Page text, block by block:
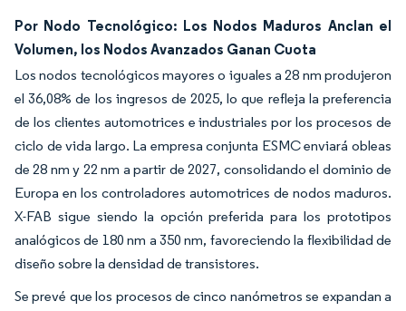
Por Nodo Tecnológico: Los Nodos Maduros Anclan el
Volumen, los Nodos Avanzados Ganan Cuota
Los nodos tecnológicos mayores o iguales a 28 nm produjeron
el 36,08% de los ingresos de 2025, lo que refleja la preferencia
de los clientes automotrices e industriales por los procesos de
ciclo de vida largo. La empresa conjunta ESMC enviará obleas
de 28 nm y 22 nm a partir de 2027, consolidando el dominio de
Europa en los controladores automotrices de nodos maduros.
X-FAB sigue siendo la opción preferida para los prototipos
analógicos de 180 nm a 350 nm, favoreciendo la flexibilidad de
diseño sobre la densidad de transistores.
Se prevé que los procesos de cinco nanómetros se expandan a